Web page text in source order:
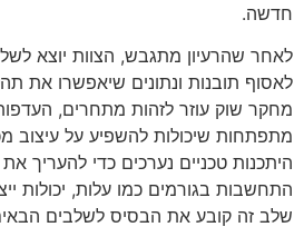
חדשה.
לאחר שהרעיון מתגבש, הצוות יוצא
לאסוף תובנות ונתונים שיאפשרו את
מחקר שוק עוזר לזהות מתחרים, העדפות
מתפתחות שיכולות להשפיע על עיצוב
היתכנות טכניים נערכים כדי להעריך את
התחשבות בגורמים כמו עלות, יכולות
שלב זה קובע את הבסיס לשלבים